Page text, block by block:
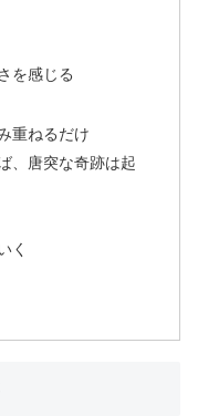
を感じる
重ねるだけ
、唐突な奇跡は起
く